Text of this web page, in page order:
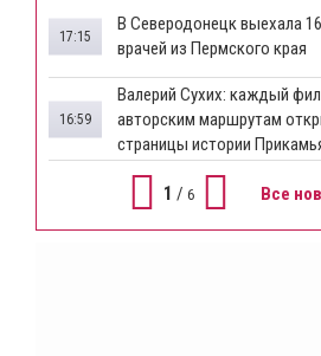
В Северодонецк выехала
врачей из Пермского края
17:15
​Валерий Сухих: каждый
авторским маршрутам
страницы истории
16:59
1 / 6 Все